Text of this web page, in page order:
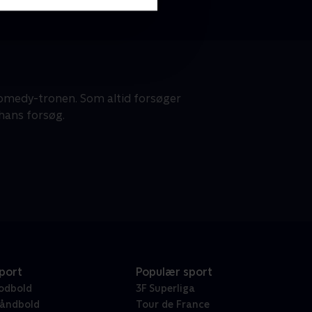
tronen. Som altid forsøger
forsøg.
Populær sport
3F Superliga
Tour de France